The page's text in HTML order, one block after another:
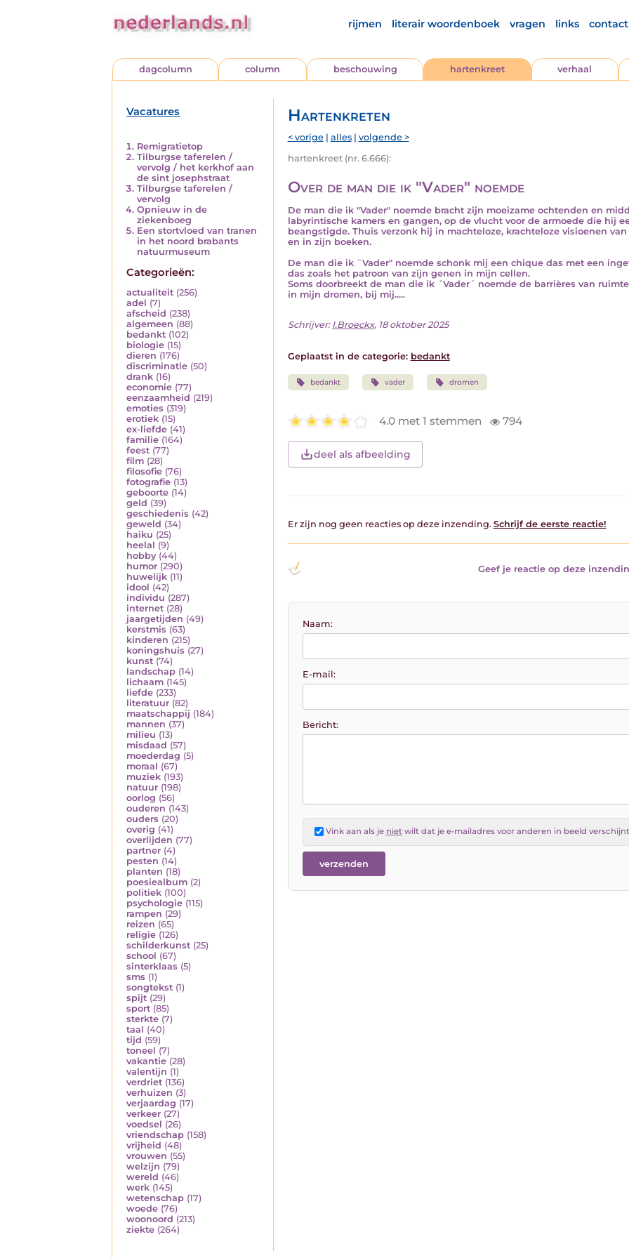
rijmen literair woordenboek vragen links contact
dagcolumn column beschouwing hartenkreet verhaal
Vacatures
Remigratietop
Tilburgse taferelen /
vervolg / het kerkhof aan
de sint josephstraat
Tilburgse taferelen /
vervolg
Opnieuw in de
ziekenboeg
Een stortvloed van tranen
in het noord brabants
natuurmuseum
Categorieën:
actualiteit (256)
adel (7)
afscheid (238)
algemeen (88)
bedankt (102)
biologie (15)
dieren (176)
discriminatie (50)
drank (16)
economie (77)
eenzaamheid (219)
emoties (319)
erotiek (15)
ex-liefde (41)
familie (164)
feest (77)
film (28)
filosofie (76)
fotografie (13)
geboorte (14)
geld (39)
geschiedenis (42)
geweld (34)
haiku (25)
heelal (9)
hobby (44)
humor (290)
huwelijk (11)
idool (42)
individu (287)
internet (28)
jaargetijden (49)
kerstmis (63)
kinderen (215)
koningshuis (27)
kunst (74)
landschap (14)
lichaam (145)
liefde (233)
literatuur (82)
maatschappij (184)
mannen (37)
milieu (13)
misdaad (57)
moederdag (5)
moraal (67)
muziek (193)
natuur (198)
oorlog (56)
ouderen (143)
ouders (20)
overig (41)
overlijden (77)
partner (4)
pesten (14)
planten (18)
poesiealbum (2)
politiek (100)
psychologie (115)
rampen (29)
reizen (65)
religie (126)
schilderkunst (25)
school (67)
sinterklaas (5)
sms (1)
songtekst (1)
spijt (29)
sport (85)
sterkte (7)
taal (40)
tijd (59)
toneel (7)
vakantie (28)
valentijn (1)
verdriet (136)
verhuizen (3)
verjaardag (17)
verkeer (27)
voedsel (26)
vriendschap (158)
vrijheid (48)
vrouwen (55)
welzijn (79)
wereld (46)
werk (145)
wetenschap (17)
woede (76)
woonoord (213)
ziekte (264)
Hartenkreten
< vorige| alles| volgende >
hartenkreet (nr. 6.666):
Over de man die ik "Vader" noemde
De man die ik "Vader" noemde bracht zijn moeizame ochtenden en
labyrintische kamers en gangen, op de vlucht voor de armoede die hij
beangstigde. Thuis verzonk hij in machteloze, krachteloze visioenen
en in zijn boeken.
De man die ik ¨Vader" noemde schonk mij een chique das met een
das zoals het patroon van zijn genen in mijn cellen.
Soms doorbreekt de man die ik ´Vader´ noemde de barrières van
in mijn dromen, bij mij.....
Schrijver: I.Broeckx, 18 oktober 2025
Geplaatst in de categorie: bedankt
bedankt vader dromen
4.0 met 1 stemmen 794
deel als afbeelding
Er zijn nog geen reacties op deze inzending. Schrijf de eerste reactie!
Geef je reactie op deze
Naam:
E-mail:
Bericht:
Vink aan als je nietwilt dat je e-mailadres voor anderen in beeld verschijnt